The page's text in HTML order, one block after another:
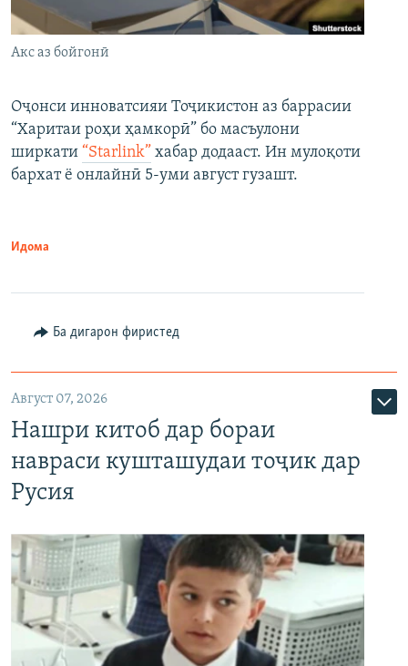
Акс аз бойгонӣ
Оҷонси инноватсияи Тоҷикистон аз баррасии
“Харитаи роҳи ҳамкорӣ” бо масъулони
ширкати “Starlink” хабар додааст. Ин мулоқоти
бархат ё онлайнӣ 5-уми август гузашт.
Идома
Ба дигарон фиристед
Август 07, 2026
Нашри китоб дар бораи
навраси кушташудаи тоҷик дар
Русия